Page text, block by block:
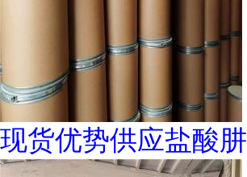
现货优势供应盐酸肼